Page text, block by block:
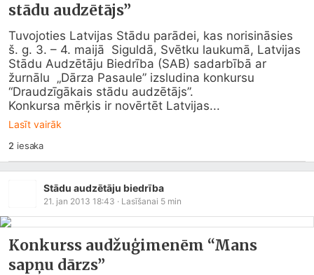
stādu audzētājs”
Tuvojoties Latvijas Stādu parādei, kas norisināsies
š. g. 3. – 4. maijā  Siguldā, Svētku laukumā, Latvijas
Stādu Audzētāju Biedrība (SAB) sadarbībā ar
žurnālu  „Dārza Pasaule” izsludina konkursu
“Draudzīgākais stādu audzētājs”.
Konkursa mērķis ir novērtēt Latvijas...
Lasīt vairāk
2 iesaka
Stādu audzētāju biedrība
21. jan 2013 18:43 · Lasīšanai 5 min
Konkurss audžuģimenēm “Mans
sapņu dārzs”